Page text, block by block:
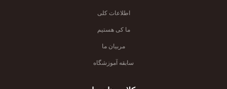
اطلاعات کلی
ما کی هستیم
مربیان ما
سابقه آموزشگاه